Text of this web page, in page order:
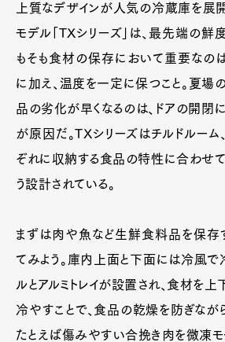
上質なデザインが人気の冷蔵庫を展開
モデル「TXシリーズ」は、最先端の鮮
もそも食材の保存において重要なの
に加え、温度を一定に保つこと。夏場
品の劣化が早くなるのは、ドアの開閉
が原因だ。TXシリーズはチルドルーム
ぞれに収納する食品の特性に合わせ
う設計されている。
まずは肉や魚など生鮮食料品を保存
てみよう。庫内上面と下面には冷風で
ルとアルミトレイが設置され、食材を
冷やすことで、食品の乾燥を防ぎなが
たとえば傷みやすい合挽き肉を微凍モ